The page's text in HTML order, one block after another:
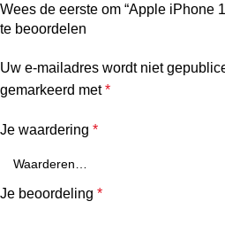
Wees de eerste om “Apple iPhone
te beoordelen
Uw e-mailadres wordt niet
gemarkeerd met*
Je waardering *
Je beoordeling *